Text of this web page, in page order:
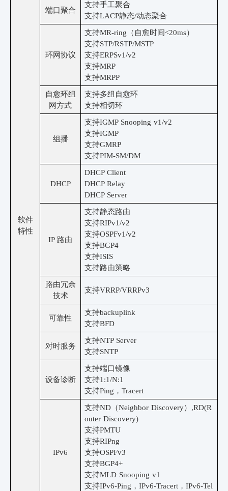
软件
特性
端口聚合
支持手工聚合
支持LACP静态/动态聚合
环网协议
支持MR-ring（自愈时间<20ms）
支持STP/RSTP/MSTP
支持ERPSv1/v2
支持MRP
支持MRPP
自愈环组
网方式
支持多组自愈环
支持相切环
组播
支持IGMP Snooping v1/v2
支持IGMP
支持GMRP
支持PIM-SM/DM
DHCP
DHCP Client
DHCP Relay
DHCP Server
IP 路由
支持静态路由
支持RIPv1/v2
支持OSPFv1/v2
支持BGP4
支持ISIS
支持路由策略
路由冗余
技术
支持VRRP/VRRPv3
可靠性
支持backuplink
支持BFD
对时服务
支持NTP Server
支持SNTP
设备诊断
支持端口镜像
支持1:1/N:1
支持Ping，Tracert
IPv6
支持ND（Neighbor Discovery）,RD(R
outer Discovery)
支持PMTU
支持RIPng
支持OSPFv3
支持BGP4+
支持MLD Snooping v1
支持IPv6-Ping，IPv6-Tracert，IPv6-Tel